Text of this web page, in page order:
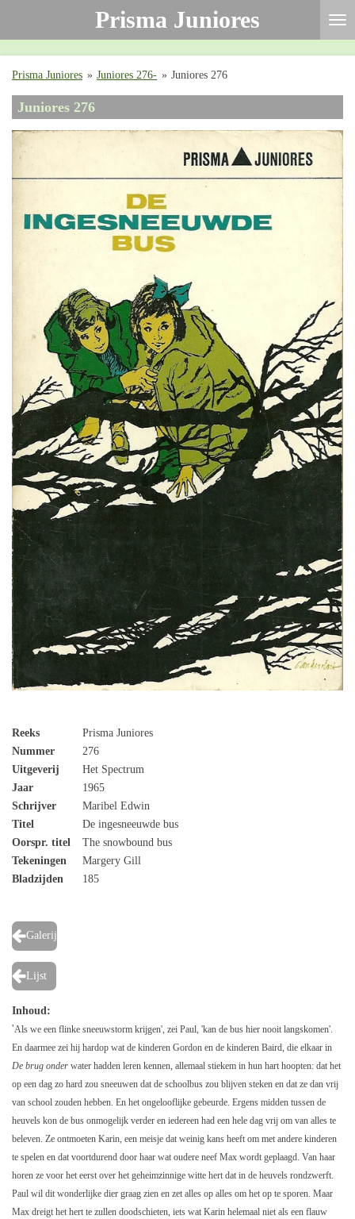
de
Prisma Juniores
Prisma Juniores » Juniores 276- » Juniores 276
Juniores 276
Reeks
Prisma Juniores
Nummer
276
Uitgeverij
Het Spectrum
Jaar
1965
Schrijver
Maribel Edwin
Titel
De ingesneeuwde bus
Oorspr. titel
The snowbound bus
Tekeningen
Margery Gill
Bladzijden
185
Galerij
Lijst
Inhoud:
'Als we een flinke sneeuwstorm krijgen', zei Paul, 'kan de bus hier nooit langskomen'.
En daarmee zei hij hardop wat de kinderen Gordon en de kinderen Baird, die elkaar in
De brug onder water hadden leren kennen, allemaal stiekem in hun hart hoopten: dat het
op een dag zo hard zou sneeuwen dat de schoolbus zou blijven steken en dat ze dan vrij
van school zouden hebben. En het ongelooflijke gebeurde. Ergens midden tussen de
heuvels kon de bus onmogelijk verder en iedereen had een hele dag vrij om van alles te
beleven. Ze ontmoeten Karin, een meisje dat weinig kans heeft om met andere kinderen
te spelen en dat voortdurend door haar wat oudere neef Max wordt geplaagd. Van haar
horen ze voor het eerst over het geheimzinnige witte hert dat in de heuvels rondzwerft.
Paul wil dit wonderlijke dier graag zien en zet alles op alles om het op te sporen. Maar
Max dreigt het hert te zullen doodschieten, iets wat Karin helemaal niet als een flauw